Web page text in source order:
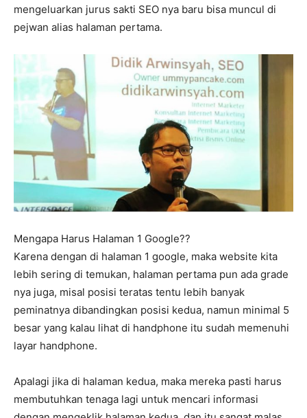
mengeluarkan jurus sakti SEO nya baru bisa muncul di
pejwan alias halaman pertama.
Mengapa Harus Halaman 1 Google??
Karena dengan di halaman 1 google, maka website kita
lebih sering di temukan, halaman pertama pun ada grade
nya juga, misal posisi teratas tentu lebih banyak
peminatnya dibandingkan posisi kedua, namun minimal 5
besar yang kalau lihat di handphone itu sudah memenuhi
layar handphone.
Apalagi jika di halaman kedua, maka mereka pasti harus
membutuhkan tenaga lagi untuk mencari informasi